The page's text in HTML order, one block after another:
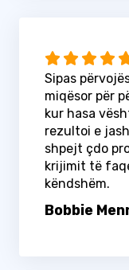
Sipas
miqësor për
kur hasa
rezultoi e
shpejt çdo
krijimit të
këndshëm.
Bobbie